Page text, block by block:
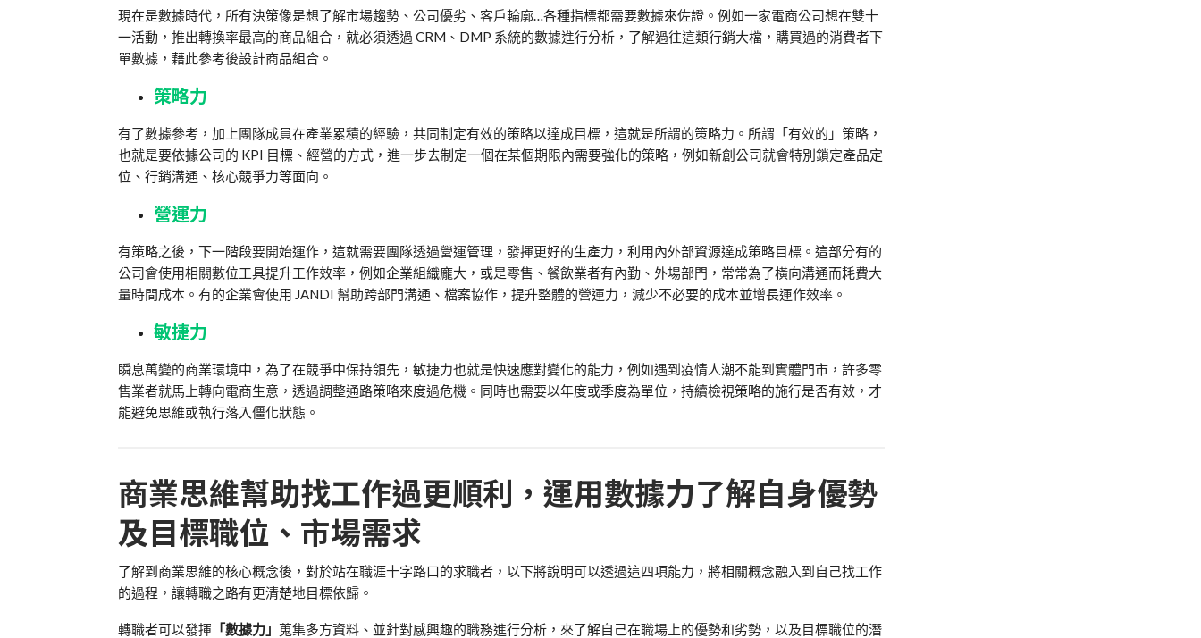
現在是數據時代，所有決策像是想了解市場趨勢、公司優劣、客戶輪廓…各種指標都需要數據來佐證。例如一家電商公司想在雙十
一活動，推出轉換率最高的商品組合，就必須透過 CRM、DMP 系統的數據進行分析，了解過往這類行銷大檔，購買過的消費者下
單數據，藉此參考後設計商品組合。
策略力
有了數據參考，加上團隊成員在產業累積的經驗，共同制定有效的策略以達成目標，這就是所謂的策略力。所謂「有效的」策略，
也就是要依據公司的 KPI 目標、經營的方式，進一步去制定一個在某個期限內需要強化的策略，例如新創公司就會特別鎖定產品定
位、行銷溝通、核心競爭力等面向。
營運力
有策略之後，下一階段要開始運作，這就需要團隊透過營運管理，發揮更好的生產力，利用內外部資源達成策略目標。這部分有的
公司會使用相關數位工具提升工作效率，例如企業組織龐大，或是零售、餐飲業者有內勤、外場部門，常常為了橫向溝通而耗費大
量時間成本。有的企業會使用 JANDI 幫助跨部門溝通、檔案協作，提升整體的營運力，減少不必要的成本並增長運作效率。
敏捷力
瞬息萬變的商業環境中，為了在競爭中保持領先，敏捷力也就是快速應對變化的能力，例如遇到疫情人潮不能到實體門市，許多零
售業者就馬上轉向電商生意，透過調整通路策略來度過危機。同時也需要以年度或季度為單位，持續檢視策略的施行是否有效，才
能避免思維或執行落入僵化狀態。
商業思維幫助找工作過更順利， 運用數據力了解自身優勢
及目標職位、市場需求
了解到商業思維的核心概念後，對於站在職涯十字路口的求職者，以下將說明可以透過這四項能力，將相關概念融入到自己找工作
的過程，讓轉職之路有更清楚地目標依歸。
轉職者可以發揮 「數據力」 蒐集多方資料、並針對感興趣的職務進行分析，來了解自己在職場上的優勢和劣勢，以及目標職位的潛